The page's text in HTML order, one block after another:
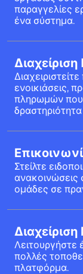
παραγγελίες
ένα σύστημα.
ενοικιάσεις,
πληρωμών που
Στείλτε
ανακοινώσεις
ομάδες σε
Λειτουργήστε
πολλές
πλατφόρμα.